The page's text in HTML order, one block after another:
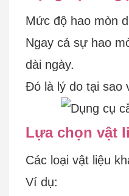
Mức độ hao mòn
Ngay cả sự hao
dài ngày.
Đó là lý do tại sao
Lựa chọn vật
Các loại vật liệu
Ví dụ: